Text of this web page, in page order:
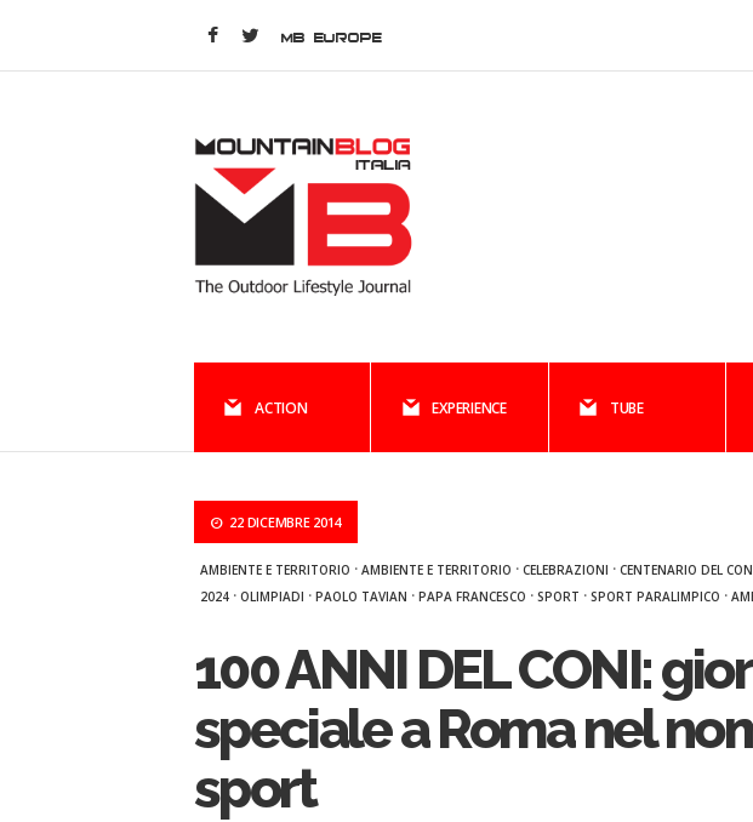
MB EUROPE
ACTION EXPERIENCE TUBE
22 DICEMBRE 2014
AMBIENTE E TERRITORIO · AMBIENTE E TERRITORIO · CELEBRAZIONI · CENTENARIO DEL
2024 · OLIMPIADI · PAOLO TAVIAN · PAPA FRANCESCO · SPORT · SPORT PARALIMPICO ·
100 ANNI DEL CONI:
speciale a Roma nel
sport